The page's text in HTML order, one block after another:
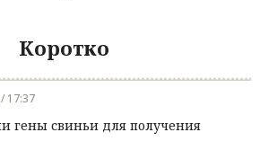
Коротко
17:37
гены свиньи для получения